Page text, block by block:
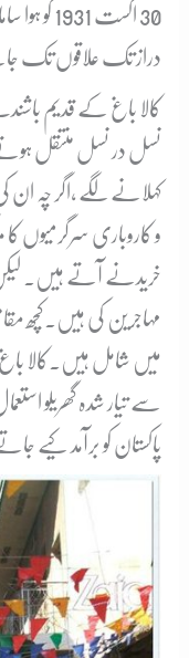
30 اگست
دراز تک علاقوں تک
کالا باغ کے قدیم
نسل در نسل منتقل
کہلانے لگے ،اگر چہ ان
و کاروباری سرگرمیوں
خریدنے آتے ہیں۔
مہاجرین کی ہیں۔کچھ
میں شامل ہیں۔کالا
سے تیار شدہ گھریلو
پاکستان کو برآمد کیے